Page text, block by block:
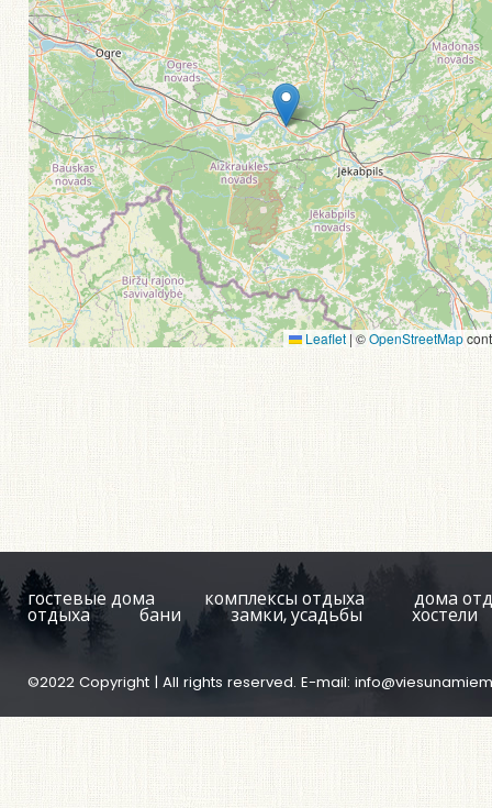
Leaflet | ©OpenStreetMap
гостевые дома комплексы отдыха дома
отдыха бани замки, усадьбы хостели
©2022 Copyright | All rights reserved. E-mail: